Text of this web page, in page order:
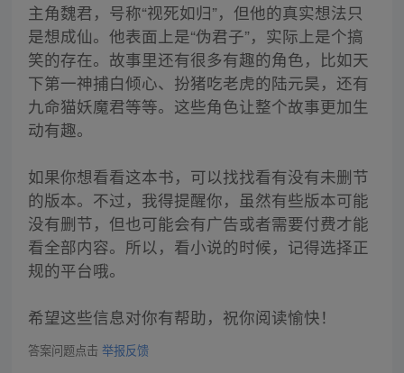
主角魏君，号称“视死如归”，但他的真实想法只
是想成仙。他表面上是“伪君子”，实际上是个搞
笑的存在。故事里还有很多有趣的角色，比如天
下第一神捕白倾心、扮猪吃老虎的陆元昊，还有
九命猫妖魔君等等。这些角色让整个故事更加生
动有趣。
如果你想看看这本书，可以找找看有没有未删节
的版本。不过，我得提醒你，虽然有些版本可能
没有删节，但也可能会有广告或者需要付费才能
看全部内容。所以，看小说的时候，记得选择正
规的平台哦。
希望这些信息对你有帮助，祝你阅读愉快！
答案问题点击 举报反馈